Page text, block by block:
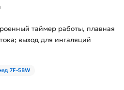
таймер работы, плавная
выход для ингаляций
7F-5BW